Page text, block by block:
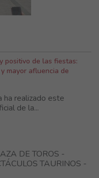
positivo de las fiestas:
mayor afluencia de
realizado este
de la...
DE TOROS -
TAURINOS -